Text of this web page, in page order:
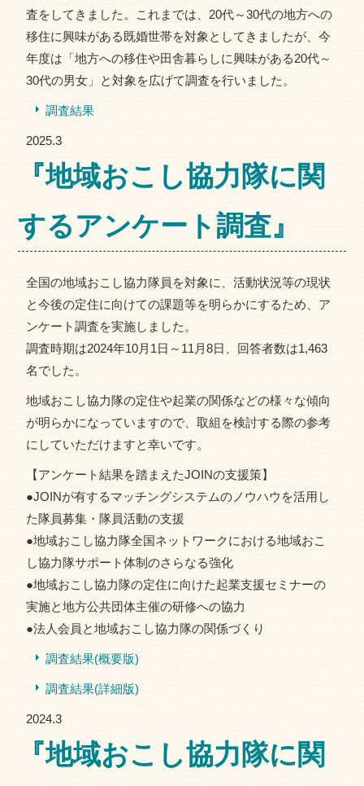
査をしてきました。これまでは、20代～30代の地方への
移住に興味がある既婚世帯を対象としてきましたが、今
年度は「地方への移住や田舎暮らしに興味がある20代～
30代の男女」と対象を広げて調査を行いました。
調査結果
2025.3
『地域おこし協力隊に関
するアンケート調査』
全国の地域おこし協力隊員を対象に、活動状況等の現状
と今後の定住に向けての課題等を明らかにするため、ア
ンケート調査を実施しました。
調査時期は2024年10月1日～11月8日、回答者数は1,463
名でした。
地域おこし協力隊の定住や起業の関係などの様々な傾向
が明らかになっていますので、取組を検討する際の参考
にしていただけますと幸いです。
【アンケート結果を踏まえたJOINの支援策】
●JOINが有するマッチングシステムのノウハウを活用し
た隊員募集・隊員活動の支援
●地域おこし協力隊全国ネットワークにおける地域おこ
し協力隊サポート体制のさらなる強化
●地域おこし協力隊の定住に向けた起業支援セミナーの
実施と地方公共団体主催の研修への協力
●法人会員と地域おこし協力隊の関係づくり
調査結果(概要版)
調査結果(詳細版)
2024.3
『地域おこし協力隊に関